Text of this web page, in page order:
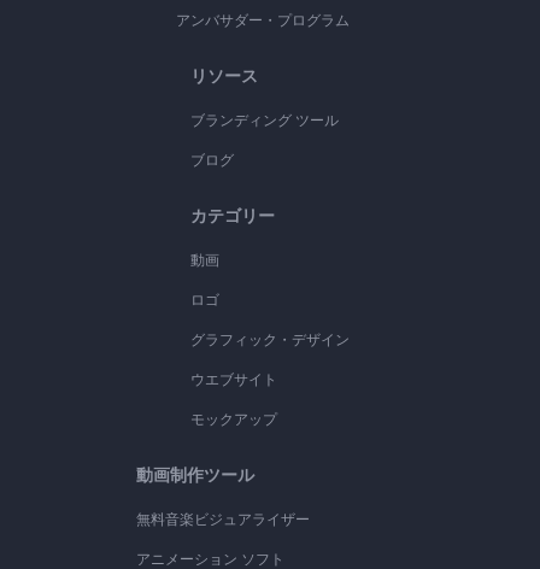
アンバサダー・プログラム
リソース
ブランディング ツール
ブログ
カテゴリー
動画
ロゴ
グラフィック・デザイン
ウエブサイト
モックアップ
動画制作ツール
無料音楽ビジュアライザー
アニメーション ソフト